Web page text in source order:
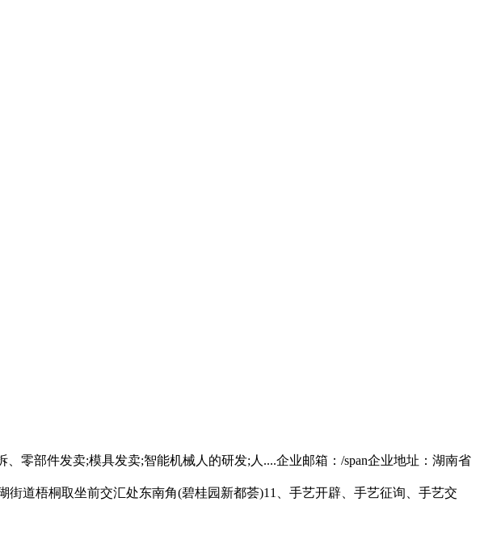
部件发卖;模具发卖;智能机械人的研发;人....企业邮箱：/span企业地址：湖南省
道梧桐取坐前交汇处东南角(碧桂园新都荟)11、手艺开辟、手艺征询、手艺交